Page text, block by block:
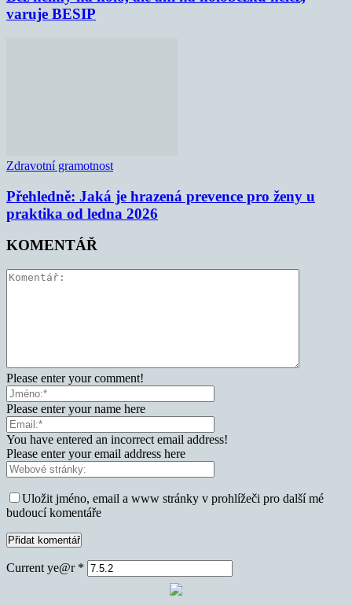
varuje BESIP
Zdravotní gramotnost
Přehledně: Jaká je hrazená prevence pro ženy u
praktika od ledna 2026
KOMENTÁŘ
Please enter your comment!
Please enter your name here
You have entered an incorrect email address!
Please enter your email address here
Uložit jméno, email a www stránky v prohlížeči pro další mé
budoucí komentáře
Current ye@r *